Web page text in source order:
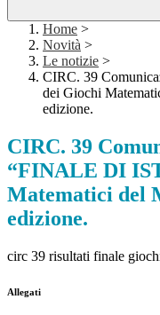
Home >
Novità >
Le notizie >
CIRC. 39
dei Giochi
edizione.
CIRC. 39
“FINALE DI
Matematici del
edizione.
circ 39 risultati finale
Allegati